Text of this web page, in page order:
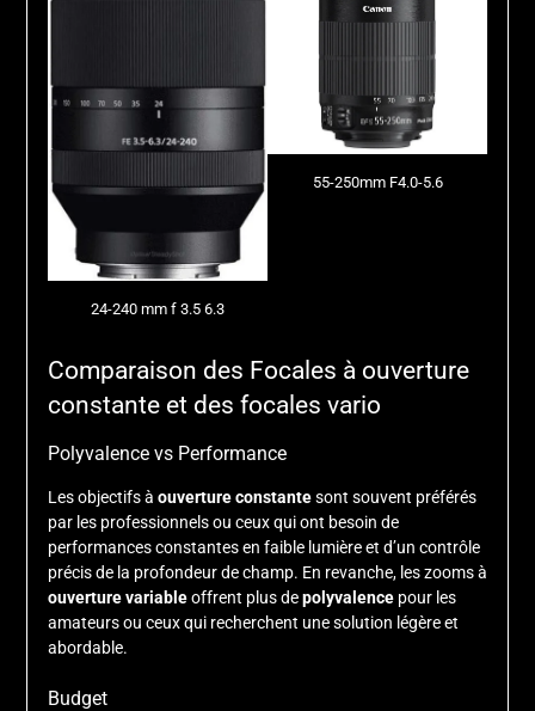
24-240 mm f 3.5 6.3
55-250mm F4.0-5.6
Comparaison des Focales à ouverture
constante et des focales vario
Polyvalence vs Performance
Les objectifs à ouverture constantesont souvent préférés
par les professionnels ou ceux qui ont besoin de
performances constantes en faible lumière et d’un contrôle
précis de la profondeur de champ. En revanche, les zooms à
ouverture variableoffrent plus depolyvalencepour les
amateurs ou ceux qui recherchent une solution légère et
abordable.
Budget